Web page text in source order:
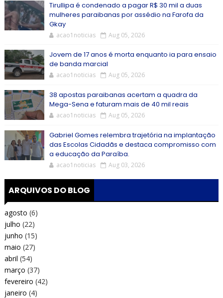
Tirullipa é condenado a pagar R$ 30 mil a duas
mulheres paraibanas por assédio na Farofa da
Gkay
acao1noticias Aug 05, 2026
Jovem de 17 anos é morta enquanto ia para ensaio
de banda marcial
acao1noticias Aug 05, 2026
38 apostas paraibanas acertam a quadra da
Mega-Sena e faturam mais de 40 mil reais
acao1noticias Aug 05, 2026
Gabriel Gomes relembra trajetória na implantação
das Escolas Cidadãs e destaca compromisso com
a educação da Paraíba.
acao1noticias Aug 03, 2026
ARQUIVOS DO BLOG
agosto (6)
julho (22)
junho (15)
maio (27)
abril (54)
março (37)
fevereiro (42)
janeiro (4)